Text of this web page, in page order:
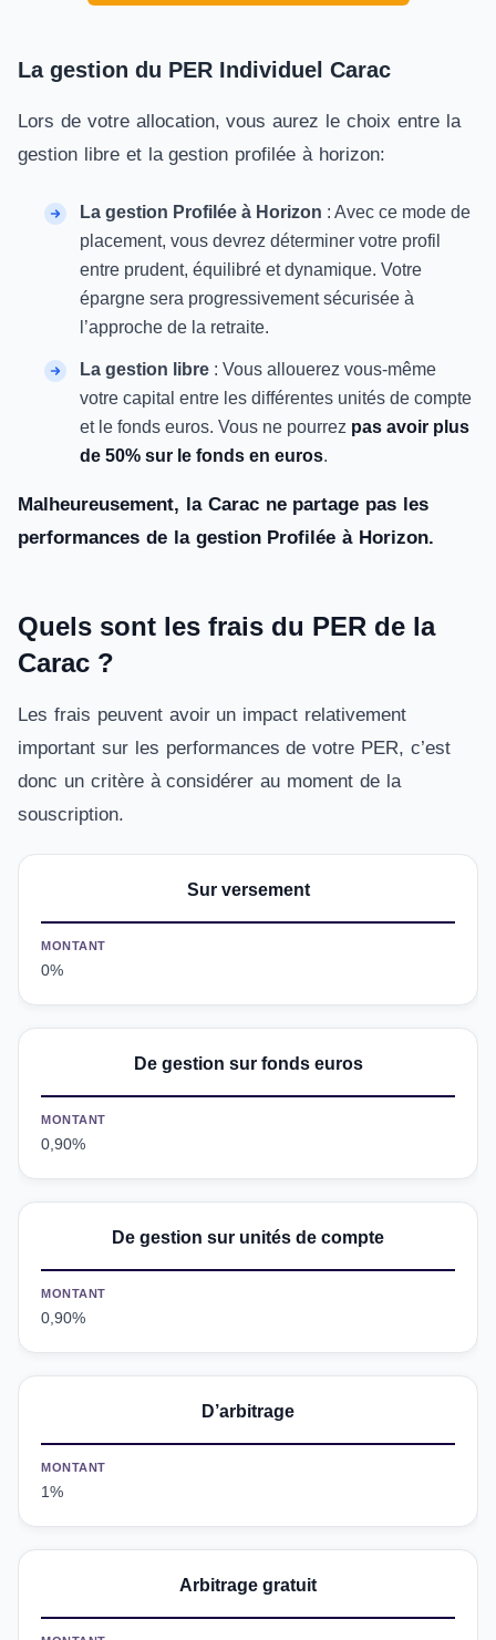
La gestion du PER Individuel Carac
Lors de votre allocation, vous aurez le choix entre la
gestion libre et la gestion profilée à horizon:
La gestion Profilée à Horizon : Avec ce mode de
placement, vous devrez déterminer votre profil
entre prudent, équilibré et dynamique. Votre
épargne sera progressivement sécurisée à
l’approche de la retraite.
La gestion libre : Vous allouerez vous-même
votre capital entre les différentes unités de compte
et le fonds euros. Vous ne pourrez pas avoir plus
de 50% sur le fonds en euros.
Malheureusement, la Carac ne partage pas les
performances de la gestion Profilée à Horizon.
Quels sont les frais du PER de la
Carac ?
Les frais peuvent avoir un impact relativement
important sur les performances de votre PER, c’est
donc un critère à considérer au moment de la
souscription.
Sur versement
MONTANT
0%
De gestion sur fonds euros
MONTANT
0,90%
De gestion sur unités de compte
MONTANT
0,90%
D’arbitrage
MONTANT
1%
Arbitrage gratuit